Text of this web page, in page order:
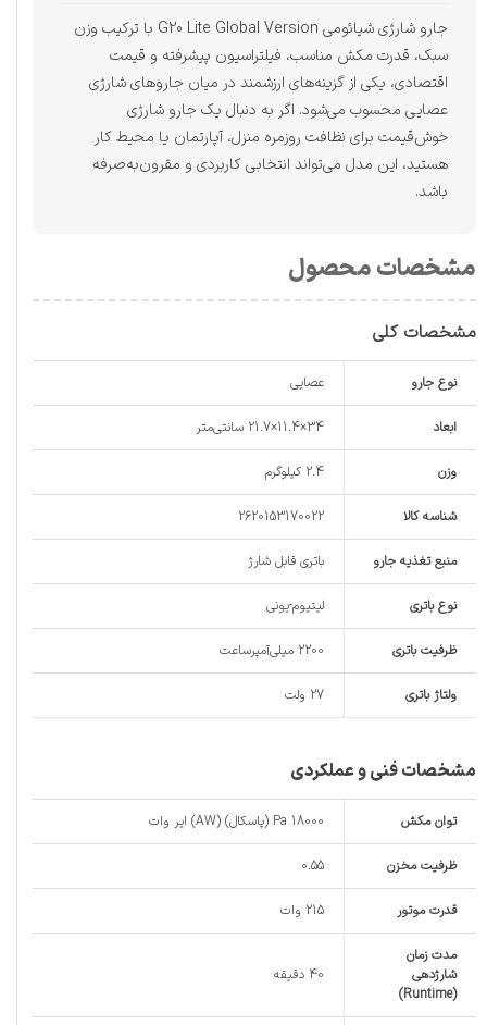
مشخصات محصول
مشخصات کلی
نوع جارو عصایی
ابعاد 34×11.4×21.7 سانتی‌متر
وزن 2.4 کیلوگرم
شناسه کالا 2620153170022
منبع تغذیه جارو باتری قابل شارژ
نوع باتری لیتیوم-یونی
ظرفیت باتری 2200 میلی‌آمپر‌ساعت
ولتاژ باتری 27 ولت
مشخصات فنی و عملکردی
توان مکش 18000 Pa (پاسکال) (AW) ایر وات
ظرفیت مخزن 0.55
قدرت موتور 215 وات
مدت زمان
شارژدهی
(Runtime)
40 دقیقه
جارو شارژی شیائومی G20 Lite Global Version با ترکیب وزن
سبک، قدرت مکش مناسب، فیلتراسیون پیشرفته و قیمت
اقتصادی، یکی از گزینه‌های ارزشمند در میان جاروهای شارژی
عصایی محسوب می‌شود. اگر به دنبال یک جارو شارژی
خوش‌قیمت برای نظافت روزمره منزل، آپارتمان یا محیط کار
هستید، این مدل می‌تواند انتخابی کاربردی و مقرون‌به‌صرفه
باشد.